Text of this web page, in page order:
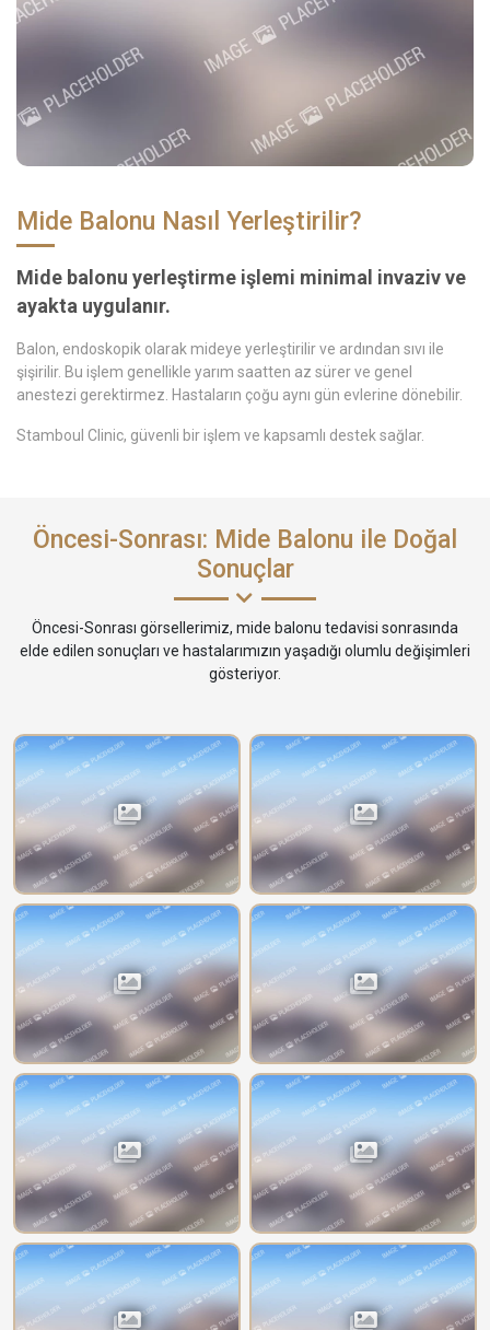
Mide Balonu Nasıl Yerleştirilir?
Mide balonu yerleştirme işlemi minimal invaziv ve
ayakta uygulanır.
Balon, endoskopik olarak mideye yerleştirilir ve ardından sıvı ile
şişirilir. Bu işlem genellikle yarım saatten az sürer ve genel
anestezi gerektirmez. Hastaların çoğu aynı gün evlerine dönebilir.
Stamboul Clinic, güvenli bir işlem ve kapsamlı destek sağlar.
Öncesi-Sonrası: Mide Balonu ile Doğal
Sonuçlar
Öncesi-Sonrası görsellerimiz, mide balonu tedavisi sonrasında
elde edilen sonuçları ve hastalarımızın yaşadığı olumlu değişimleri
gösteriyor.